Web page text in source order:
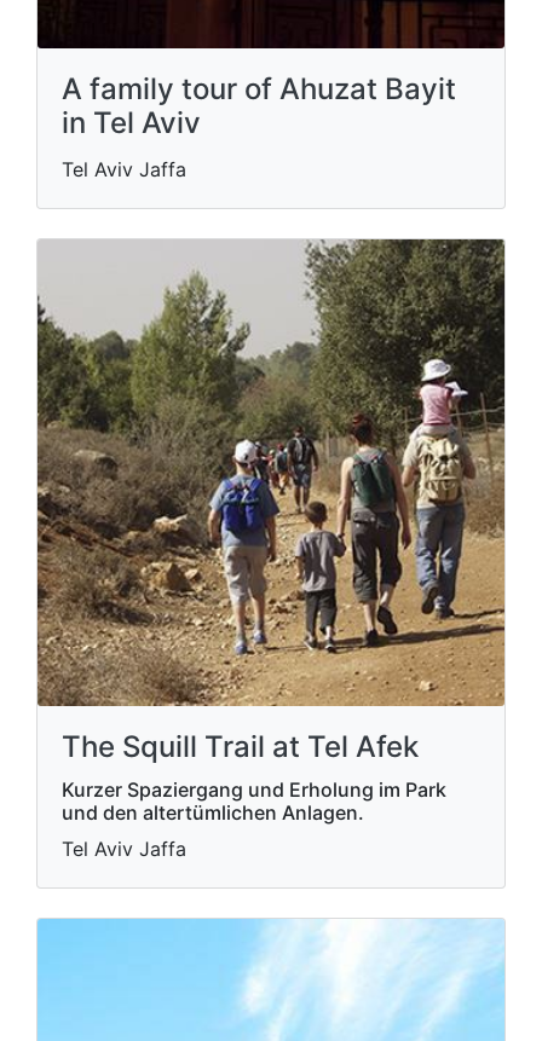
A family tour of Ahuzat Bayit
in Tel Aviv
Tel Aviv Jaffa
The Squill Trail at Tel Afek
Kurzer Spaziergang und Erholung im Park
und den altertümlichen Anlagen.
Tel Aviv Jaffa